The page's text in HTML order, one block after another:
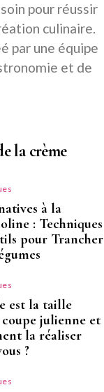
pour réussir
culinaire.
par une équipe
et de
la crème
à la
: Techniques
pour Trancher
est la taille
coupe julienne et
la réaliser
?